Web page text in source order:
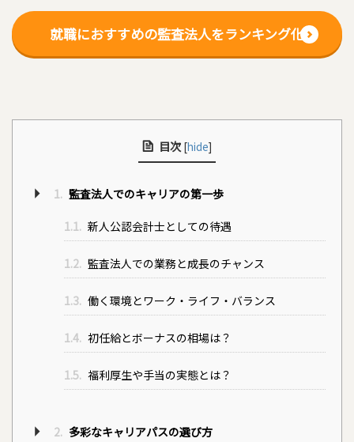
就職におすすめの監査法人をランキング化
目次 [hide]
1. 監査法人でのキャリアの第一歩
1.1. 新人公認会計士としての待遇
1.2. 監査法人での業務と成長のチャンス
1.3. 働く環境とワーク・ライフ・バランス
1.4. 初任給とボーナスの相場は？
1.5. 福利厚生や手当の実態とは？
2. 多彩なキャリアパスの選び方